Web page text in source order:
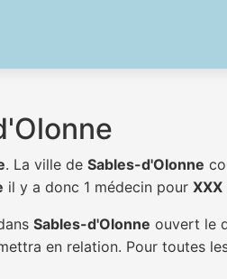
. La ville de Sables-d'Olonne
il y a donc 1 médecin pour XXX
Sables-d'Olonne ouvert le
en relation. Pour toutes